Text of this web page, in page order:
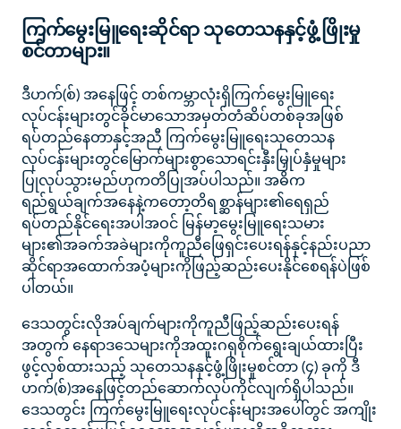
ကြက်မွေးမြူရေးဆိုင်ရာ သုတေသနနှင့်ဖွံ့ဖြိုးမှု
စင်တာများ။
ဒီဟက်(စ်) အနေဖြင့် တစ်ကမ္ဘာလုံးရှိကြက်မွေးမြူရေး
လုပ်ငန်းများတွင်ခိုင်မာသောအမှတ်တံဆိပ်တစ်ခုအဖြစ်
ရပ်တည်နေတာနှင့်အညီ ကြက်မွေးမြူရေးသုတေသန
လုပ်ငန်းများတွင်မြောက်များစွာသောရင်းနှီးမြှုပ်နှံမှုများ
ပြုလုပ်သွားမည်ဟုကတိပြုအပ်ပါသည်။ အဓိက
ရည်ရွယ်ချက်အနေနဲ့ကတော့တိရစ္ဆာန်များ၏ရေရှည်
ရပ်တည်နိုင်ရေးအပါအဝင် မြန်မာ့မွေးမြူရေးသမား
များ၏အခက်အခဲများကိုကူညီဖြေရှင်းပေးရန်နှင့်နည်းပညာ
ဆိုင်ရာအထောက်အပံ့များကိုဖြည့်ဆည်းပေးနိုင်စေရန်ပဲဖြစ်
ပါတယ်။
ဒေသတွင်းလိုအပ်ချက်များကိုကူညီဖြည့်ဆည်းပေးရန်
အတွက် နေရာဒသေများကိုအထူးဂရုစိုက်ရွေးချယ်ထားပြီး
ဖွင့်လှစ်ထားသည့် သုတေသနနှင့်ဖွံ့ဖြိုးမှုစင်တာ (၄) ခုကို ဒီ
ဟက်(စ်)အနေဖြင့်တည်ဆောက်လုပ်ကိုင်လျက်ရှိပါသည်။
ဒေသတွင်း ကြက်မွေးမြူရေးလုပ်ငန်းများအပေါ်တွင် အကျိုး